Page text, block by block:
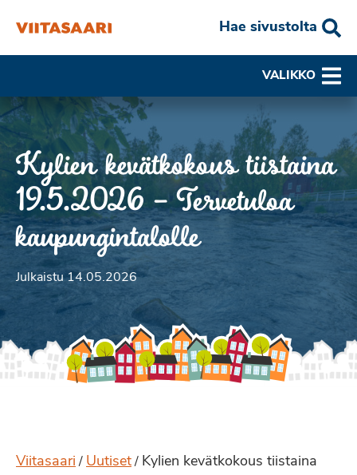
Hae sivustolta
VALIKKO
Kylien kevätkokous tiistaina
19.5.2026 – Tervetuloa
kaupungintalolle
Julkaistu 14.05.2026
Viitasaari / Uutiset / Kylien kevätkokous tiistaina